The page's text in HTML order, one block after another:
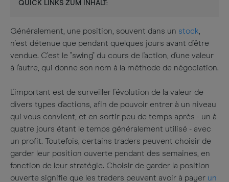
QUICK LINKS ZUM INHALT:
Généralement, une position, souvent dans un stock
n'est détenue que pendant quelques jours avant d'être
vendue. C'est le "swing" du cours de l'action, d'une valeur
à l'autre, qui donne son nom à la méthode de négociation.
L'important est de surveiller l'évolution de la valeur de
divers types d'actions, afin de pouvoir entrer à un niveau
qui vous convient, et en sortir peu de temps après - un à
quatre jours étant le temps généralement utilisé - avec
un profit. Toutefois, certains traders peuvent choisir de
garder leur position ouverte pendant des semaines, en
fonction de leur stratégie. Choisir de garder la position
ouverte signifie que les traders peuvent avoir à payer un